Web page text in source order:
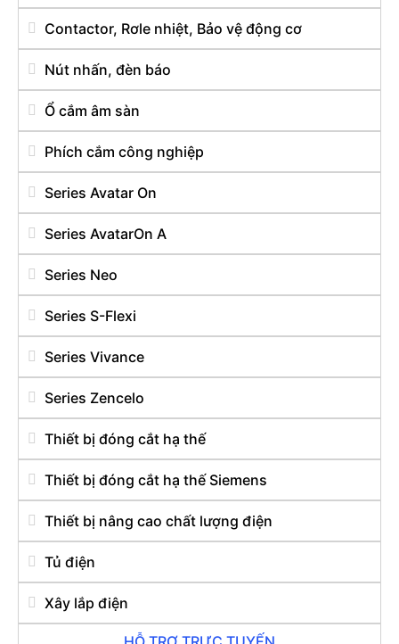
Contactor, Rơle nhiệt, Bảo vệ động cơ
Nút nhấn, đèn báo
Ổ cắm âm sàn
Phích cắm công nghiệp
Series Avatar On
Series AvatarOn A
Series Neo
Series S-Flexi
Series Vivance
Series Zencelo
Thiết bị đóng cắt hạ thế
Thiết bị đóng cắt hạ thế Siemens
Thiết bị nâng cao chất lượng điện
Tủ điện
Xây lắp điện